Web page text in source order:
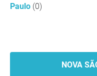
Paulo (0)
NOVA